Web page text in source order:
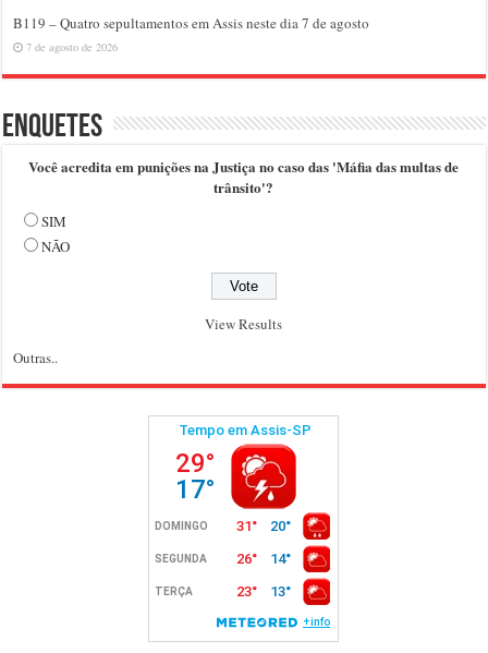
B119 – Quatro sepultamentos em Assis neste dia 7 de agosto
7 de agosto de 2026
Enquetes
Você acredita em punições na Justiça no caso das 'Máfia das multas de
trânsito'?
SIM
NÃO
View Results
Outras..